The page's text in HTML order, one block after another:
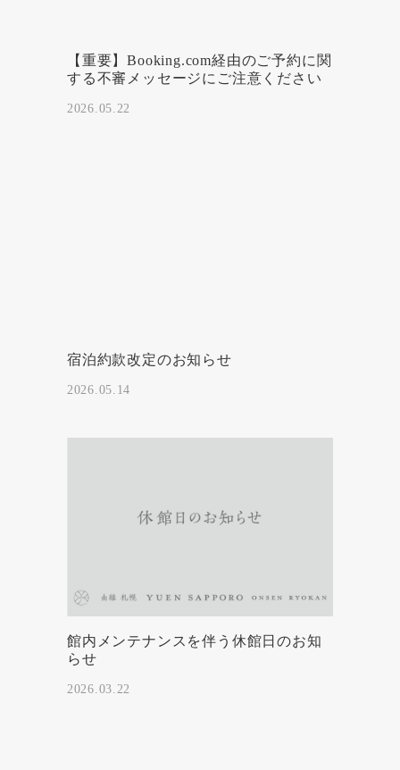
【重要】Booking.com経由のご予約に関
する不審メッセージにご注意ください
2026.05.22
宿泊約款改定のお知らせ
2026.05.14
館内メンテナンスを伴う休館日のお知
らせ
2026.03.22